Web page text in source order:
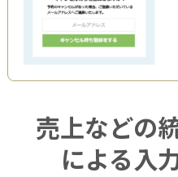
売上などの
による入